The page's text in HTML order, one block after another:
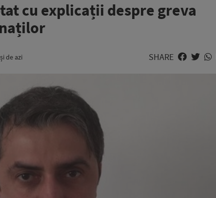
cu explicații despre greva
de azi SHARE